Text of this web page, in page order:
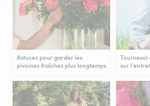
Astuces pour garder les
pivoines fraîches plus longtemps
Tournesol
sur